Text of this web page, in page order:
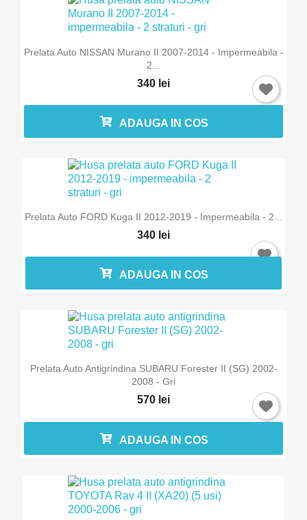
Prelata Auto NISSAN Murano II 2007-2014 - Impermeabila -
2...
340 lei
ADAUGA IN COS
Prelata Auto FORD Kuga II 2012-2019 - Impermeabila - 2...
340 lei
ADAUGA IN COS
Prelata Auto Antigrindina SUBARU Forester II (SG) 2002-
2008 - Gri
570 lei
ADAUGA IN COS